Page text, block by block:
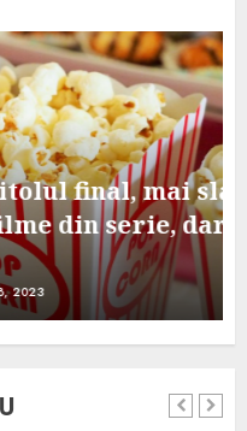
final, mai slab
din serie, dar